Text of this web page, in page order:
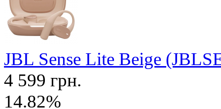
JBL Sense Lite Beige
4 599 грн.
14.82%